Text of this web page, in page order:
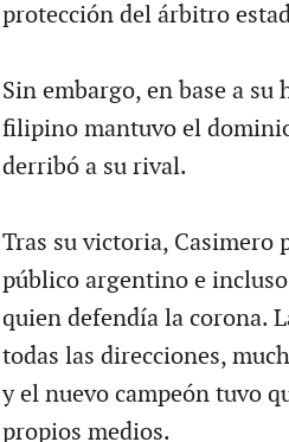
protección del árbitro
Sin embargo, en base a
filipino mantuvo el
derribó a su rival.
Tras su victoria, Casimero
público argentino e
quien defendía la corona.
todas las direcciones,
y el nuevo campeón tuvo
propios medios.